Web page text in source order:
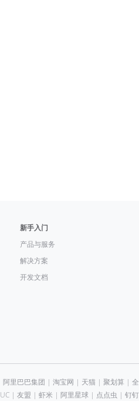
新手入门
产品与服务
解决方案
开发文档
阿里巴巴集团 | 淘宝网 | 天猫| 聚划算 |
UC| 友盟 | 虾米 | 阿里星球| 点点虫 | 钉钉